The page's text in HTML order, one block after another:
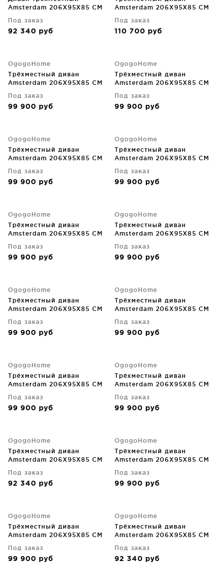
Amsterdam 206X95X85 CM
Под заказ
92 340 руб
Amsterdam 206X95X85 CM
Под заказ
110 700 руб
OgogoHome
Трёхместный диван
Amsterdam 206X95X85 CM
Под заказ
99 900 руб
OgogoHome
Трёхместный диван
Amsterdam 206X95X85 CM
Под заказ
99 900 руб
OgogoHome
Трёхместный диван
Amsterdam 206X95X85 CM
Под заказ
99 900 руб
OgogoHome
Трёхместный диван
Amsterdam 206X95X85 CM
Под заказ
99 900 руб
OgogoHome
Трёхместный диван
Amsterdam 206X95X85 CM
Под заказ
99 900 руб
OgogoHome
Трёхместный диван
Amsterdam 206X95X85 CM
Под заказ
99 900 руб
OgogoHome
Трёхместный диван
Amsterdam 206X95X85 CM
Под заказ
99 900 руб
OgogoHome
Трёхместный диван
Amsterdam 206X95X85 CM
Под заказ
99 900 руб
OgogoHome
Трёхместный диван
Amsterdam 206X95X85 CM
Под заказ
99 900 руб
OgogoHome
Трёхместный диван
Amsterdam 206X95X85 CM
Под заказ
99 900 руб
OgogoHome
Трёхместный диван
Amsterdam 206X95X85 CM
Под заказ
92 340 руб
OgogoHome
Трёхместный диван
Amsterdam 206X95X85 CM
Под заказ
99 900 руб
OgogoHome
Трёхместный диван
Amsterdam 206X95X85 CM
Под заказ
99 900 руб
OgogoHome
Трёхместный диван
Amsterdam 206X95X85 CM
Под заказ
92 340 руб